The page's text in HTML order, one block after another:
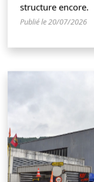
structure encore.
Publié le 20/07/2026